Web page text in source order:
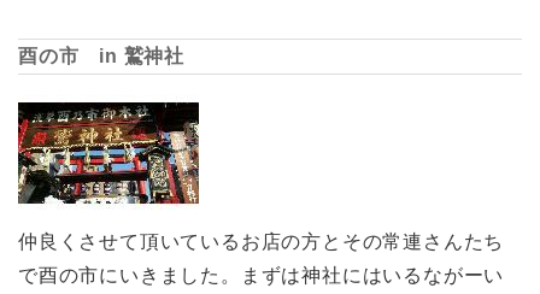
酉の市 in 鷲神社
仲良くさせて頂いているお店の方とその常連さんたち
で酉の市にいきました。まずは神社にはいるながーい